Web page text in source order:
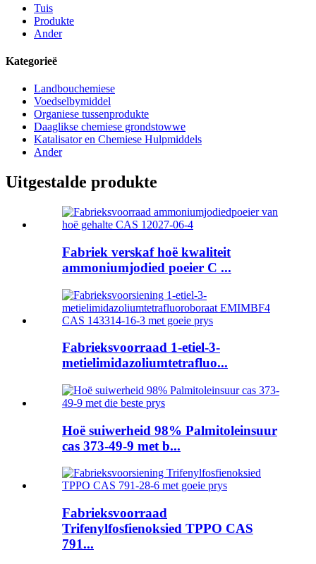
Tuis
Produkte
Ander
Kategorieë
Landbouchemiese
Voedselbymiddel
Organiese tussenprodukte
Daaglikse chemiese grondstowwe
Katalisator en Chemiese Hulpmiddels
Ander
Uitgestalde produkte
Fabriek verskaf hoë kwaliteit
ammoniumjodied poeier C ...
Fabrieksvoorraad 1-etiel-3-
metielimidazoliumtetrafluo...
Hoë suiwerheid 98% Palmitoleinsuur
cas 373-49-9 met b...
Fabrieksvoorraad
Trifenylfosfienoksied TPPO CAS
791...